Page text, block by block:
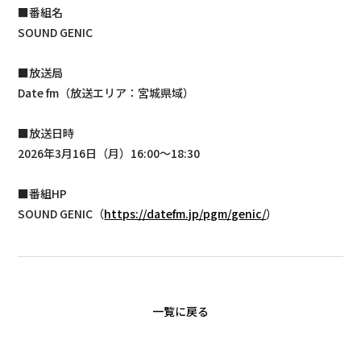
■番組名
SOUND GENIC
■放送局
Date fm（放送エリア：宮城県域）
■放送日時
2026年3月16日（月）16:00～18:30
■番組HP
SOUND GENIC（https://datefm.jp/pgm/genic/）
一覧に戻る